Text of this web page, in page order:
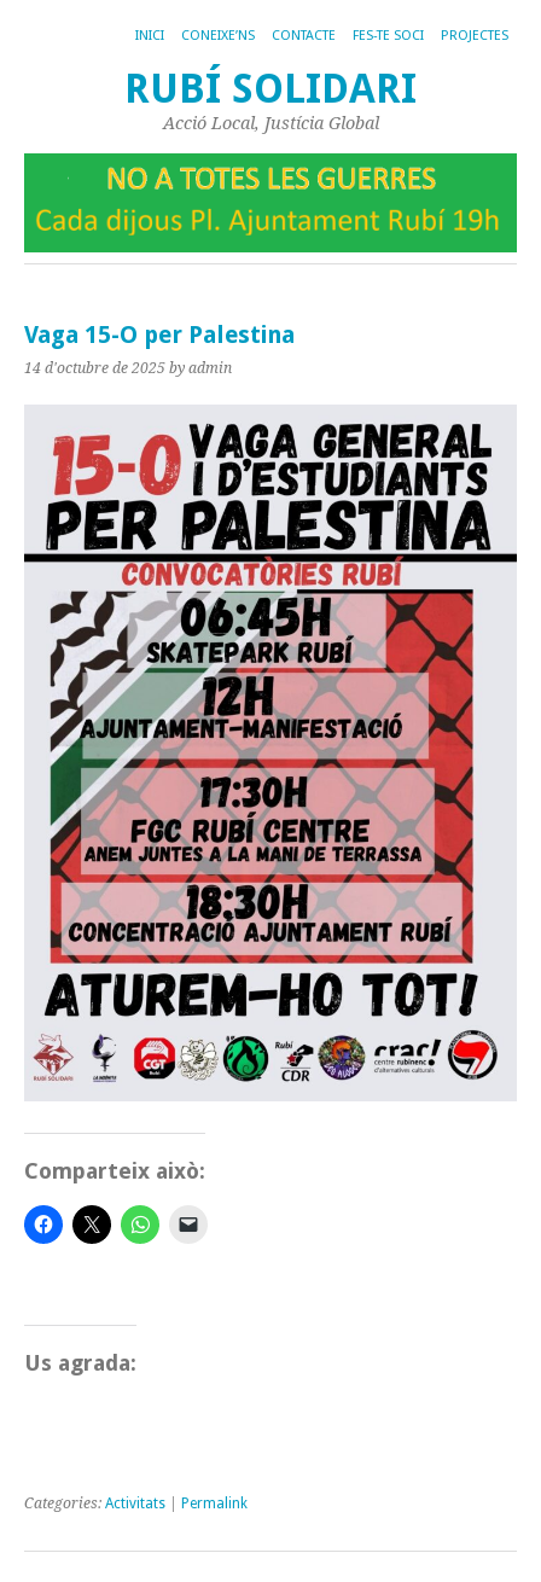
INICI CONEIXE’NS CONTACTE FES-TE SOCI PROJECTES
RUBÍ SOLIDARI
Acció Local, Justícia Global
Vaga 15-O per Palestina
14 d'octubre de 2025 by admin
Comparteix això:
Us agrada:
Categories: Activitats Permalink